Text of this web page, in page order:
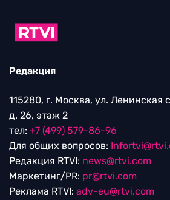
Редакция
115280, г. Москва, ул. Ленинская
д. 26, этаж 2
тел: +7 (499) 579-86-96
Для общих вопросов:
Редакция RTVI: news@rtvi.com
Маркетинг/PR: pr@rtvi.com
Реклама RTVI: adv-eu@rtvi.com